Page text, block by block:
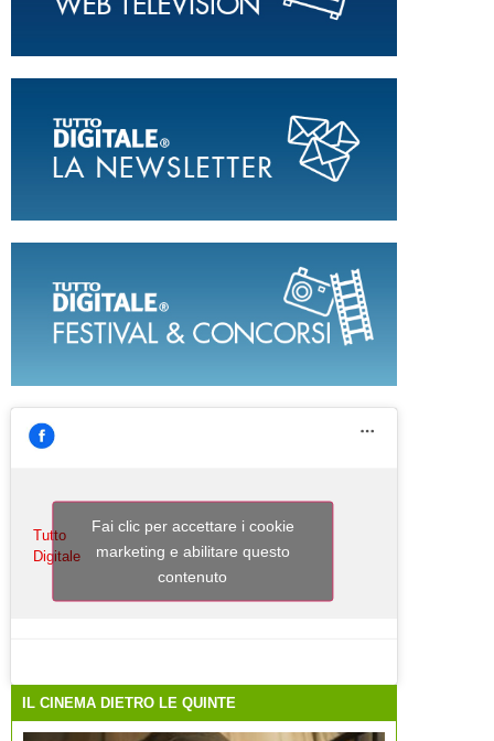
Tutto
Digitale
Fai clic per accettare i cookie
marketing e abilitare questo
contenuto
IL CINEMA DIETRO LE QUINTE